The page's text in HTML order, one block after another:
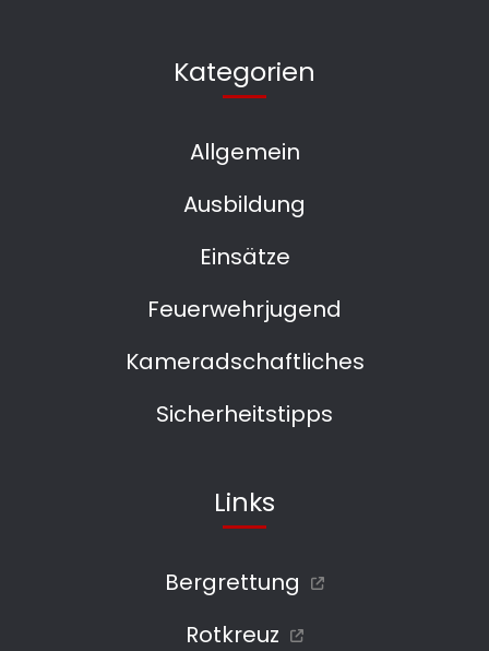
Kategorien
Allgemein
Ausbildung
Einsätze
Feuerwehrjugend
Kameradschaftliches
Sicherheitstipps
Links
Bergrettung
Rotkreuz